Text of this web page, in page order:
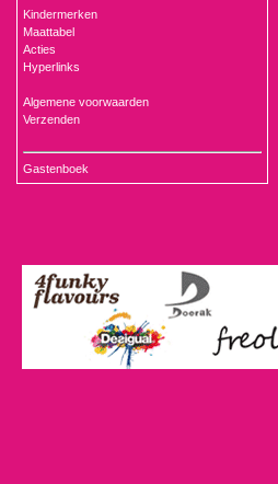
Kindermerken
Maattabel
Acties
Hyperlinks
Algemene voorwaarden
Verzenden
Gastenboek